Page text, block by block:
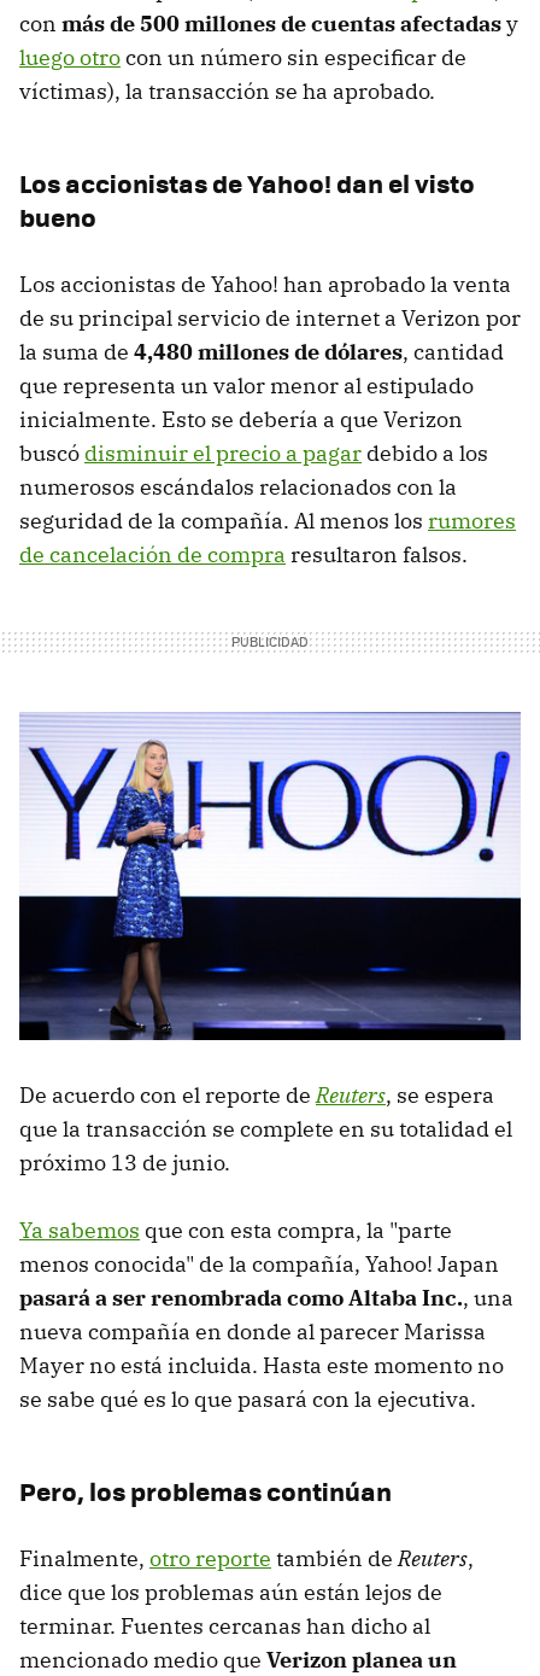
con más de 500 millones de cuentas afectadasy
luego otrocon un número sin especificar de
víctimas), la transacción se ha aprobado.
Los accionistas de Yahoo! dan el visto
bueno
Los accionistas de Yahoo! han aprobado la venta
de su principal servicio de internet a Verizon por
la suma de 4,480 millones de dólares, cantidad
que representa un valor menor al estipulado
inicialmente. Esto se debería a que Verizon
buscó disminuir el precio a pagar debido a los
numerosos escándalos relacionados con la
seguridad de la compañía. Al menos los rumores
de cancelación de compra resultaron falsos.
De acuerdo con el reporte deReuters, se espera
que la transacción se complete en su totalidad el
próximo 13 de junio.
Ya sabemos que con esta compra, la "parte
menos conocida" de la compañía, Yahoo! Japan
pasará a ser renombrada como Altaba Inc., una
nueva compañía en donde al parecer Marissa
Mayer no está incluida. Hasta este momento no
se sabe qué es lo que pasará con la ejecutiva.
Pero, los problemas continúan
Finalmente, otro reporte también deReuters,
dice que los problemas aún están lejos de
terminar. Fuentes cercanas han dicho al
mencionado medio que Verizon planea un